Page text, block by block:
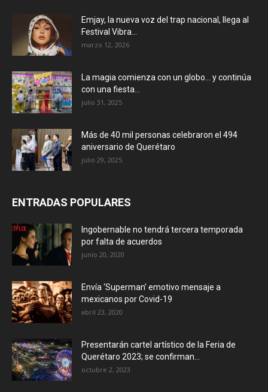
Emjay, la nueva voz del trap nacional, llega al
Festival Vibra...
marzo 12, 2026
La magia comienza con un globo… y continúa
con una fiesta...
julio 31, 2025
Más de 40 mil personas celebraron el 494
aniversario de Querétaro
julio 29, 2025
ENTRADAS POPULARES
Ingobernable no tendrá tercera temporada
por falta de acuerdos
junio 20, 2020
Envía ‘Superman’ emotivo mensaje a
mexicanos por Covid-19
abril 23, 2020
Presentarán cartel artístico de la Feria de
Querétaro 2023; se confirman...
octubre 2, 2023